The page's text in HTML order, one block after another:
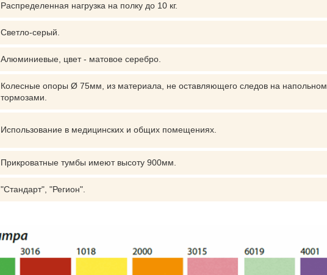
Распределенная нагрузка на полку до 10 кг.
Светло-серый.
Алюминиевые, цвет - матовое серебро.
Колесные опоры Ø 75мм, из материала, не оставляющего следов на
тормозами.
Использование в медицинских и общих помещениях.
Прикроватные тумбы имеют высоту 900мм.
"Стандарт", "Регион".